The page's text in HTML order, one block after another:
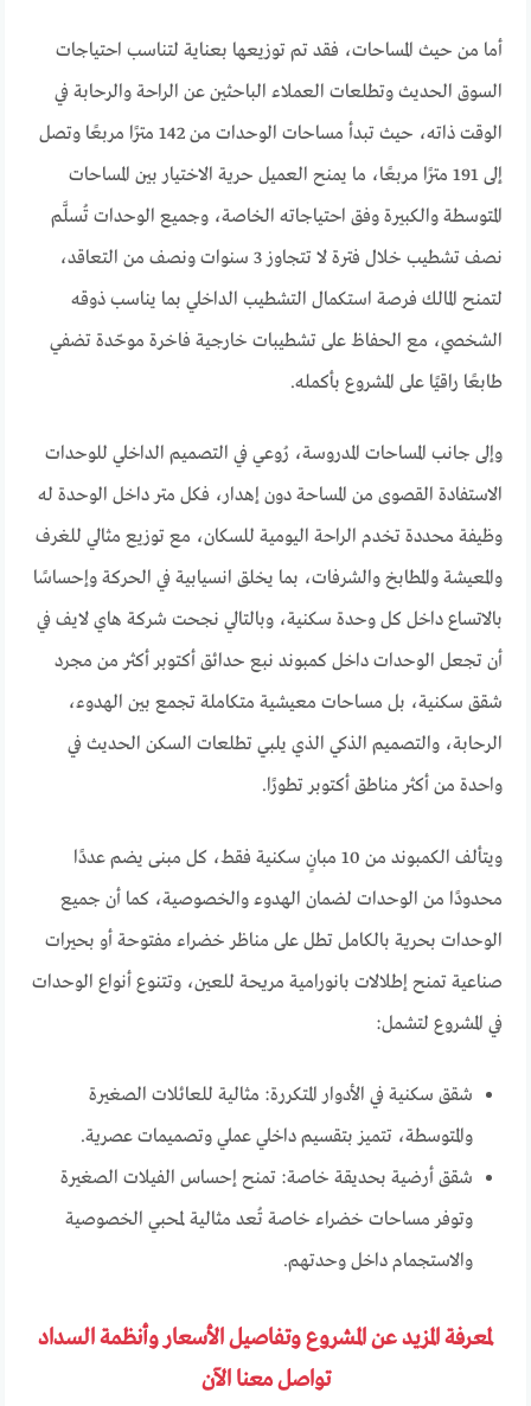
أما من حيث المساحات، فقد تم توزيعها بعناية لتناسب احتياجات
السوق الحديث وتطلعات العملاء الباحثين عن الراحة والرحابة في
الوقت ذاته، حيث تبدأ مساحات الوحدات من 142 مترًا مربعًا وتصل
إلى 191 مترًا مربعًا، ما يمنح العميل حرية الاختيار بين المساحات
المتوسطة والكبيرة وفق احتياجاته الخاصة، وجميع الوحدات تُسلَّم
نصف تشطيب خلال فترة لا تتجاوز 3 سنوات ونصف من التعاقد،
لتمنح المالك فرصة استكمال التشطيب الداخلي بما يناسب ذوقه
الشخصي، مع الحفاظ على تشطيبات خارجية فاخرة موحّدة تضفي
طابعًا راقيًا على المشروع بأكمله.
وإلى جانب المساحات المدروسة، رُوعي في التصميم الداخلي للوحدات
الاستفادة القصوى من المساحة دون إهدار، فكل متر داخل الوحدة له
وظيفة محددة تخدم الراحة اليومية للسكان، مع توزيع مثالي للغرف
والمعيشة والمطابخ والشرفات، بما يخلق انسيابية في الحركة وإحساسًا
بالاتساع داخل كل وحدة سكنية، وبالتالي نجحت شركة هاي لايف في
أن تجعل الوحدات داخل كمبوند نبع حدائق أكتوبر أكثر من مجرد
شقق سكنية، بل مساحات معيشية متكاملة تجمع بين الهدوء،
الرحابة، والتصميم الذكي الذي يلبي تطلعات السكن الحديث في
واحدة من أكثر مناطق أكتوبر تطورًا.
ويتألف الكمبوند من 10 مبانٍ سكنية فقط، كل مبنى يضم عددًا
محدودًا من الوحدات لضمان الهدوء والخصوصية، كما أن جميع
الوحدات بحرية بالكامل تطل على مناظر خضراء مفتوحة أو بحيرات
صناعية تمنح إطلالات بانورامية مريحة للعين، وتتنوع أنواع الوحدات
في المشروع لتشمل:
شقق سكنية في الأدوار المتكررة: مثالية للعائلات الصغيرة
والمتوسطة، تتميز بتقسيم داخلي عملي وتصميمات عصرية.
شقق أرضية بحديقة خاصة: تمنح إحساس الفيلات الصغيرة
وتوفر مساحات خضراء خاصة تُعد مثالية لمحبي الخصوصية
والاستجمام داخل وحدتهم.
لمعرفة المزيد عن المشروع وتفاصيل الأسعار وأنظمة السداد
تواصل معنا الآن